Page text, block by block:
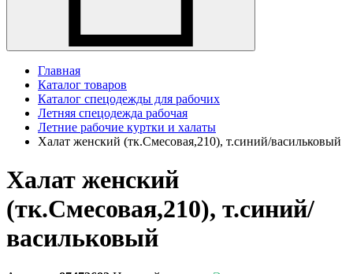
Главная
Каталог товаров
Каталог спецодежды для рабочих
Летняя спецодежда рабочая
Летние рабочие куртки и халаты
Халат женский (тк.Смесовая,210), т.синий/васильковый
Халат женский
(тк.Смесовая,210), т.синий/
васильковый